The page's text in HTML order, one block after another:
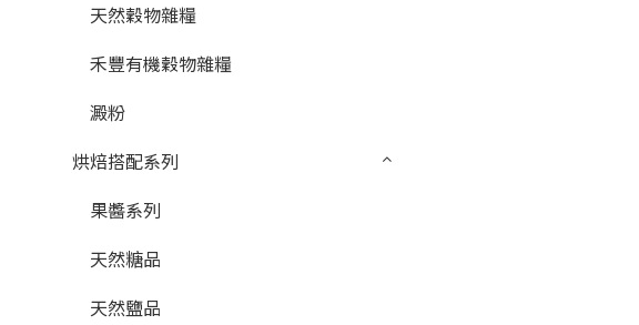
天然穀物雜糧
禾豐有機穀物雜糧
澱粉
烘焙搭配系列
果醬系列
天然糖品
天然鹽品